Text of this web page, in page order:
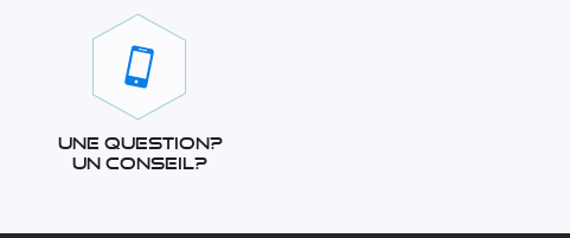
Une question?
Un conseil?